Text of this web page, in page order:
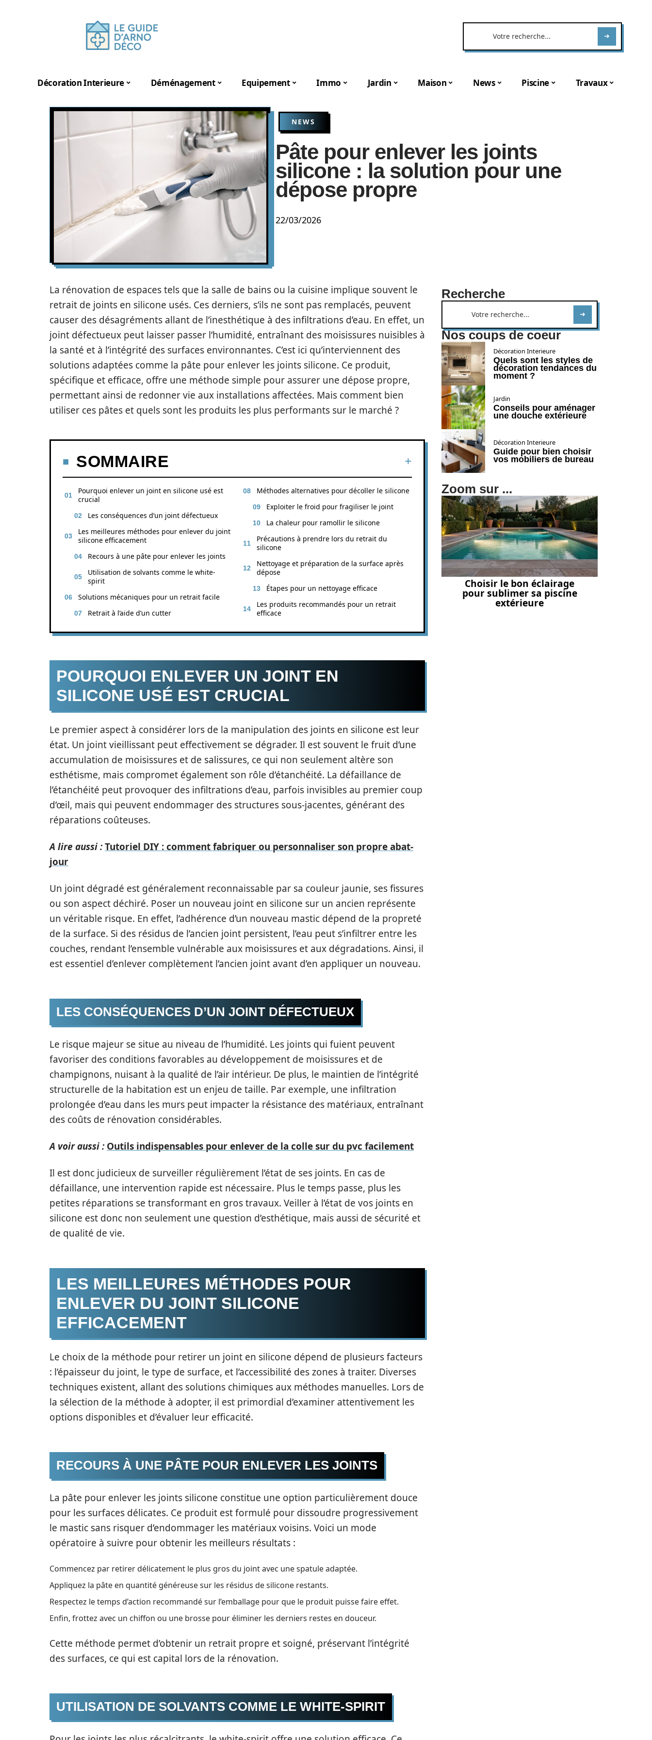
Décoration Interieure Déménagement Equipement Immo Jardin Maison News Piscine Travaux
NEWS
Pâte pour enlever les joints
silicone : la solution pour une
dépose propre
22/03/2026
La rénovation de espaces tels que la salle de bains ou la cuisine implique souvent le
retrait de joints en silicone usés. Ces derniers, s’ils ne sont pas remplacés, peuvent
causer des désagréments allant de l’inesthétique à des infiltrations d’eau. En effet, un
joint défectueux peut laisser passer l’humidité, entraînant des moisissures nuisibles à
la santé et à l’intégrité des surfaces environnantes. C’est ici qu’interviennent des
solutions adaptées comme la pâte pour enlever les joints silicone. Ce produit,
spécifique et efficace, offre une méthode simple pour assurer une dépose propre,
permettant ainsi de redonner vie aux installations affectées. Mais comment bien
utiliser ces pâtes et quels sont les produits les plus performants sur le marché ?
SOMMAIRE
Pourquoi enlever un joint en silicone usé est
crucial
Les conséquences d’un joint défectueux
Les meilleures méthodes pour enlever du joint
silicone efficacement
Recours à une pâte pour enlever les joints
Utilisation de solvants comme le white-
spirit
Solutions mécaniques pour un retrait facile
Retrait à l’aide d’un cutter
Méthodes alternatives pour décoller le silicone
Exploiter le froid pour fragiliser le joint
La chaleur pour ramollir le silicone
Précautions à prendre lors du retrait du
silicone
Nettoyage et préparation de la surface après
dépose
Étapes pour un nettoyage efficace
Les produits recommandés pour un retrait
efficace
POURQUOI ENLEVER UN JOINT EN
SILICONE USÉ EST CRUCIAL
Le premier aspect à considérer lors de la manipulation des joints en silicone est leur
état. Un joint vieillissant peut effectivement se dégrader. Il est souvent le fruit d’une
accumulation de moisissures et de salissures, ce qui non seulement altère son
esthétisme, mais compromet également son rôle d’étanchéité. La défaillance de
l’étanchéité peut provoquer des infiltrations d’eau, parfois invisibles au premier coup
d’œil, mais qui peuvent endommager des structures sous-jacentes, générant des
réparations coûteuses.
A lire aussi :Tutoriel DIY : comment fabriquer ou personnaliser son propre abat-
jour
Un joint dégradé est généralement reconnaissable par sa couleur jaunie, ses fissures
ou son aspect déchiré. Poser un nouveau joint en silicone sur un ancien représente
un véritable risque. En effet, l’adhérence d’un nouveau mastic dépend de la propreté
de la surface. Si des résidus de l’ancien joint persistent, l’eau peut s’infiltrer entre les
couches, rendant l’ensemble vulnérable aux moisissures et aux dégradations. Ainsi, il
est essentiel d’enlever complètement l’ancien joint avant d’en appliquer un nouveau.
LES CONSÉQUENCES D’UN JOINT DÉFECTUEUX
Le risque majeur se situe au niveau de l’humidité. Les joints qui fuient peuvent
favoriser des conditions favorables au développement de moisissures et de
champignons, nuisant à la qualité de l’air intérieur. De plus, le maintien de l’intégrité
structurelle de la habitation est un enjeu de taille. Par exemple, une infiltration
prolongée d’eau dans les murs peut impacter la résistance des matériaux, entraînant
des coûts de rénovation considérables.
A voir aussi : Outils indispensables pour enlever de la colle sur du pvc facilement
Il est donc judicieux de surveiller régulièrement l’état de ses joints. En cas de
défaillance, une intervention rapide est nécessaire. Plus le temps passe, plus les
petites réparations se transformant en gros travaux. Veiller à l’état de vos joints en
silicone est donc non seulement une question d’esthétique, mais aussi de sécurité et
de qualité de vie.
LES MEILLEURES MÉTHODES POUR
ENLEVER DU JOINT SILICONE
EFFICACEMENT
Le choix de la méthode pour retirer un joint en silicone dépend de plusieurs facteurs
: l’épaisseur du joint, le type de surface, et l’accessibilité des zones à traiter. Diverses
techniques existent, allant des solutions chimiques aux méthodes manuelles. Lors de
la sélection de la méthode à adopter, il est primordial d’examiner attentivement les
options disponibles et d’évaluer leur efficacité.
RECOURS À UNE PÂTE POUR ENLEVER LES JOINTS
La pâte pour enlever les joints silicone constitue une option particulièrement douce
pour les surfaces délicates. Ce produit est formulé pour dissoudre progressivement
le mastic sans risquer d’endommager les matériaux voisins. Voici un mode
opératoire à suivre pour obtenir les meilleurs résultats :
Commencez par retirer délicatement le plus gros du joint avec une spatule adaptée.
Appliquez la pâte en quantité généreuse sur les résidus de silicone restants.
Respectez le temps d’action recommandé sur l’emballage pour que le produit puisse faire effet.
Enfin, frottez avec un chiffon ou une brosse pour éliminer les derniers restes en douceur.
Cette méthode permet d’obtenir un retrait propre et soigné, préservant l’intégrité
des surfaces, ce qui est capital lors de la rénovation.
UTILISATION DE SOLVANTS COMME LE WHITE-SPIRIT
Recherche
Nos coups de coeur
Décoration Interieure
Quels sont les styles de
décoration tendances du
moment ?
Jardin
Conseils pour aménager
une douche extérieure
Décoration Interieure
Guide pour bien choisir
vos mobiliers de bureau
Zoom sur ...
Choisir le bon éclairage
pour sublimer sa piscine
extérieure